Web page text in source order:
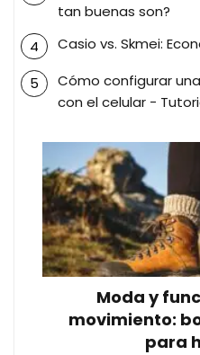
tan buenas son?
Casio vs. Skmei:
Cómo configurar
con el celular -
Moda y
movimiento:
para